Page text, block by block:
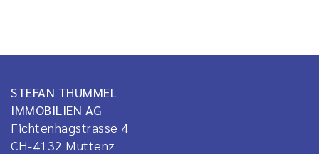
STEFAN THUMMEL
IMMOBILIEN AG
Fichtenhagstrasse 4
CH-4132 Muttenz